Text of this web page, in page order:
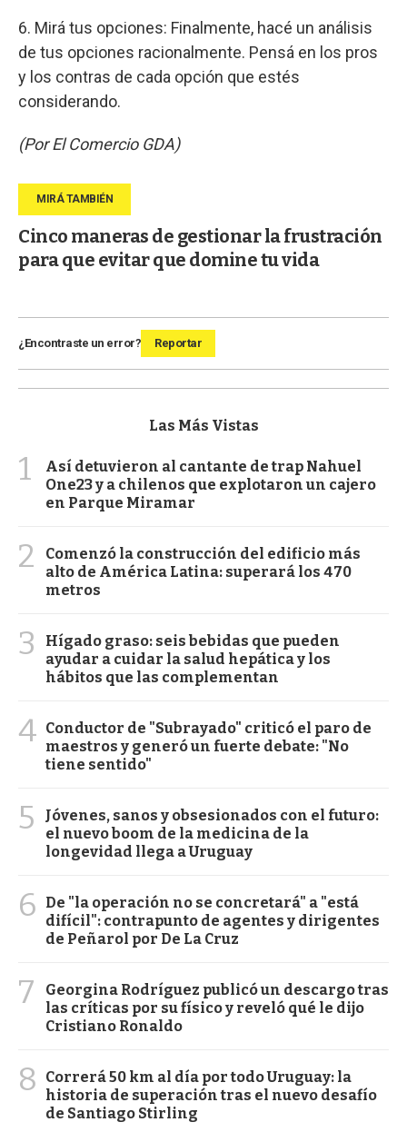
6. Mirá tus opciones: Finalmente, hacé un análisis
de tus opciones racionalmente. Pensá en los pros
y los contras de cada opción que estés
considerando.
(Por El Comercio GDA)
Cinco maneras de gestionar la frustración
para que evitar que domine tu vida
¿Encontraste un error? Reportar
Las Más Vistas
1
Así detuvieron al cantante de trap Nahuel
One23 y a chilenos que explotaron un cajero
en Parque Miramar
2
Comenzó la construcción del edificio más
alto de América Latina: superará los 470
metros
3
Hígado graso: seis bebidas que pueden
ayudar a cuidar la salud hepática y los
hábitos que las complementan
4 Conductor de "Subrayado" criticó el paro de
maestros y generó un fuerte debate: "No
tiene sentido"
5
Jóvenes, sanos y obsesionados con el futuro:
el nuevo boom de la medicina de la
longevidad llega a Uruguay
6
De "la operación no se concretará" a "está
difícil": contrapunto de agentes y dirigentes
de Peñarol por De La Cruz
7
Georgina Rodríguez publicó un descargo tras
las críticas por su físico y reveló qué le dijo
Cristiano Ronaldo
8
Correrá 50 km al día por todo Uruguay: la
historia de superación tras el nuevo desafío
de Santiago Stirling